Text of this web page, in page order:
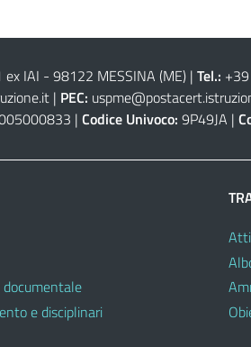
ex IAI - 98122 MESSINA (ME)| Tel.:
| PEC:
| Codice Univoco: 9P49JA |
e disciplinari